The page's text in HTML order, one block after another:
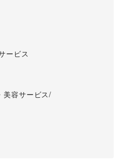
ービス
美容サービス/